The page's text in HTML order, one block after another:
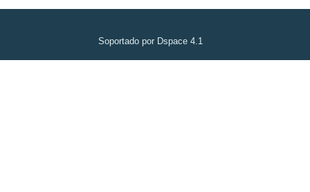
Soportado por Dspace 4.1